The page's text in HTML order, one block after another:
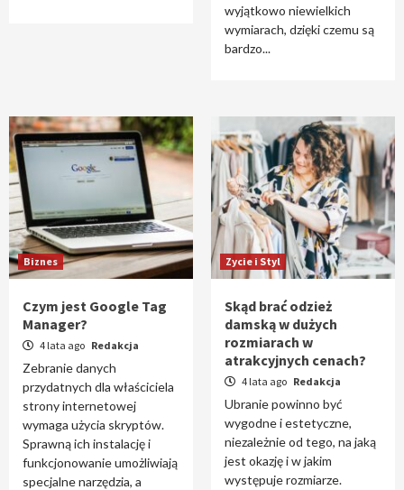
wyjątkowo niewielkich
wymiarach, dzięki czemu są
bardzo...
Biznes
Czym jest Google Tag
Manager?
4 lata ago Redakcja
Zebranie danych
przydatnych dla właściciela
strony internetowej
wymaga użycia skryptów.
Sprawną ich instalację i
funkcjonowanie umożliwiają
specjalne narzędzia, a
Zycie i Styl
Skąd brać odzież
damską w dużych
rozmiarach w
atrakcyjnych cenach?
4 lata ago Redakcja
Ubranie powinno być
wygodne i estetyczne,
niezależnie od tego, na jaką
jest okazję i w jakim
występuje rozmiarze.